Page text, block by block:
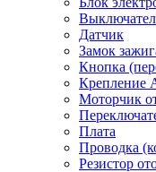
Датчик
Замок
Кнопка
Крепление
Моторчик
Плата
Проводка
Резистор